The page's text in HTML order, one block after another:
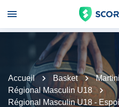
Accueil Basket
Régional Masculin U18
Régional Masculin U18 -